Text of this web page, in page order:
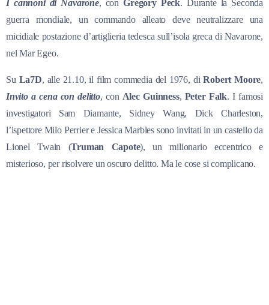
I cannoni di Navarone, conGregory Peck. Durante la Seconda
guerra mondiale, un commando alleato deve neutralizzare una
micidiale postazione d’artiglieria tedesca sull’isola greca di Navarone,
nel Mar Egeo.
Su La7D, alle 21.10, il film commedia del 1976, diRobert Moore,
Invito a cena con delitto, con Alec Guinness, Peter Falk. I famosi
investigatori Sam Diamante, Sidney Wang, Dick Charleston,
l’ispettore Milo Perrier e Jessica Marbles sono invitati in un castello da
Lionel Twain (Truman Capote), un milionario eccentrico e
misterioso, per risolvere un oscuro delitto. Ma le cose si complicano.